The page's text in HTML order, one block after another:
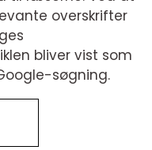
overskrifter
bliver vist som
søgning.